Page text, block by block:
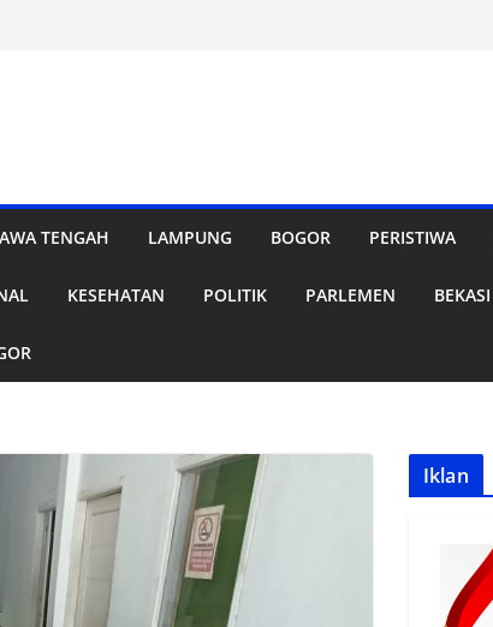
TENGAH LAMPUNG BOGOR PERISTIWA
KESEHATAN POLITIK PARLEMEN BEKASI
Iklan